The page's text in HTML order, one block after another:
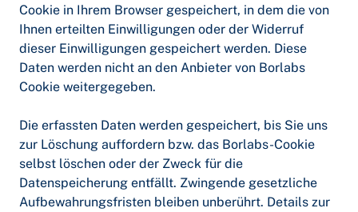
Cookie in Ihrem Browser gespeichert, in dem die von
Ihnen erteilten Einwilligungen oder der Widerruf
dieser Einwilligungen gespeichert werden. Diese
Daten werden nicht an den Anbieter von Borlabs
Cookie weitergegeben.
Die erfassten Daten werden gespeichert, bis Sie uns
zur Löschung auffordern bzw. das Borlabs-Cookie
selbst löschen oder der Zweck für die
Datenspeicherung entfällt. Zwingende gesetzliche
Aufbewahrungsfristen bleiben unberührt. Details zur